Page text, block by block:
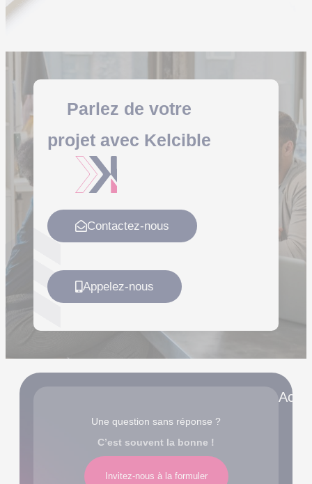
Parlez de votre
projet avec Kelcible
Contactez-nous
Appelez-nous
Une question sans réponse ?
C’est souvent la bonne !
Invitez-nous à la formuler